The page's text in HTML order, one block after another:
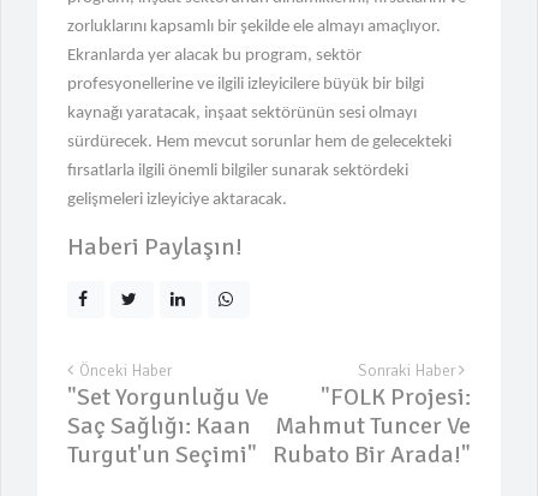
zorluklarını kapsamlı bir şekilde ele almayı amaçlıyor.
Ekranlarda yer alacak bu program, sektör
profesyonellerine ve ilgili izleyicilere büyük bir bilgi
kaynağı yaratacak, inşaat sektörünün sesi olmayı
sürdürecek. Hem mevcut sorunlar hem de gelecekteki
fırsatlarla ilgili önemli bilgiler sunarak sektördeki
gelişmeleri izleyiciye aktaracak.
Haberi Paylaşın!
Önceki Haber
"Set Yorgunluğu Ve
Saç Sağlığı: Kaan
Turgut'un Seçimi"
Sonraki Haber
"FOLK Projesi:
Mahmut Tuncer Ve
Rubato Bir Arada!"